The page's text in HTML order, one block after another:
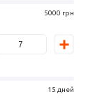
5000 грн
15 дней